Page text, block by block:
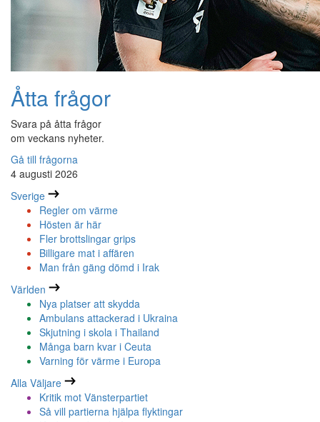
Åtta frågor
Svara på åtta frågor
om veckans nyheter.
Gå till frågorna
4 augusti 2026
Sverige
Regler om värme
Hösten är här
Fler brottslingar grips
Billigare mat i affären
Man från gäng dömd i Irak
Världen
Nya platser att skydda
Ambulans attackerad i Ukraina
Skjutning i skola i Thailand
Många barn kvar i Ceuta
Varning för värme i Europa
Alla Väljare
Kritik mot Vänsterpartiet
Så vill partierna hjälpa flyktingar